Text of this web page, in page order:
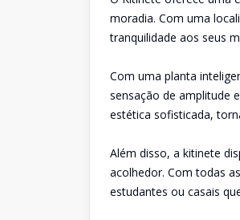
moradia. Com uma
tranquilidade aos seus
Com uma planta
sensação de amplitude
estética sofisticada,
Além disso, a kitinete
acolhedor. Com todas
estudantes ou casais